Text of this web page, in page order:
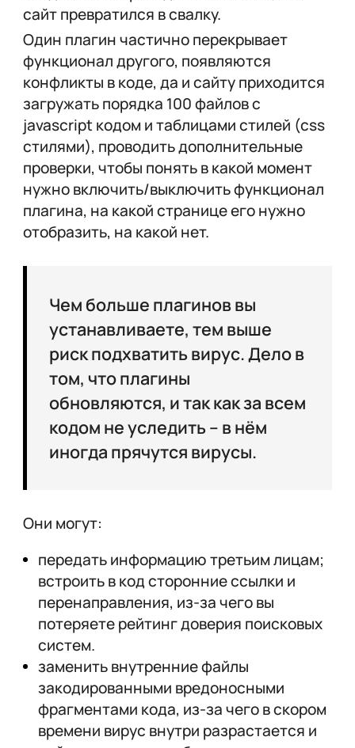
сайт превратился в свалку.
Один плагин частично перекрывает
функционал другого, появляются
конфликты в коде, да и сайту приходится
загружать порядка 100 файлов с
javascript кодом и таблицами стилей (css
стилями), проводить дополнительные
проверки, чтобы понять в какой момент
нужно включить/выключить функционал
плагина, на какой странице его нужно
отобразить, на какой нет.
Чем больше плагинов вы
устанавливаете, тем выше
риск подхватить вирус. Дело в
том, что плагины
обновляются, и так как за всем
кодом не уследить – в нём
иногда прячутся вирусы.
Они могут:
передать информацию третьим лицам;
встроить в код сторонние ссылки и
перенаправления, из-за чего вы
потеряете рейтинг доверия поисковых
систем.
заменить внутренние файлы
закодированными вредоносными
фрагментами кода, из-за чего в скором
времени вирус внутри разрастается и